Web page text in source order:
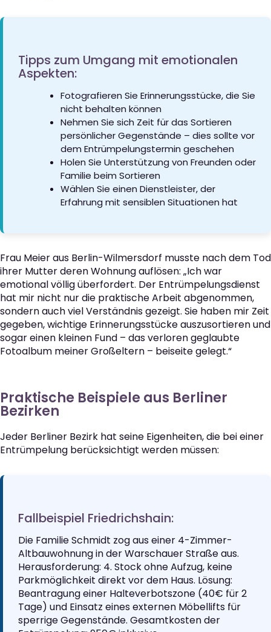
Tipps zum Umgang mit emotionalen
Aspekten:
Fotografieren Sie Erinnerungsstücke, die Sie
nicht behalten können
Nehmen Sie sich Zeit für das Sortieren
persönlicher Gegenstände – dies sollte vor
dem Entrümpelungstermin geschehen
Holen Sie Unterstützung von Freunden oder
Familie beim Sortieren
Wählen Sie einen Dienstleister, der
Erfahrung mit sensiblen Situationen hat
Frau Meier aus Berlin-Wilmersdorf musste nach dem Tod
ihrer Mutter deren Wohnung auflösen: „Ich war
emotional völlig überfordert. Der Entrümpelungsdienst
hat mir nicht nur die praktische Arbeit abgenommen,
sondern auch viel Verständnis gezeigt. Sie haben mir Zeit
gegeben, wichtige Erinnerungsstücke auszusortieren und
sogar einen kleinen Fund – das verloren geglaubte
Fotoalbum meiner Großeltern – beiseite gelegt.“
Praktische Beispiele aus Berliner
Bezirken
Jeder Berliner Bezirk hat seine Eigenheiten, die bei einer
Entrümpelung berücksichtigt werden müssen:
Fallbeispiel Friedrichshain:
Die Familie Schmidt zog aus einer 4-Zimmer-
Altbauwohnung in der Warschauer Straße aus.
Herausforderung: 4. Stock ohne Aufzug, keine
Parkmöglichkeit direkt vor dem Haus. Lösung:
Beantragung einer Halteverbotszone (40€ für 2
Tage) und Einsatz eines externen Möbellifts für
sperrige Gegenstände. Gesamtkosten der